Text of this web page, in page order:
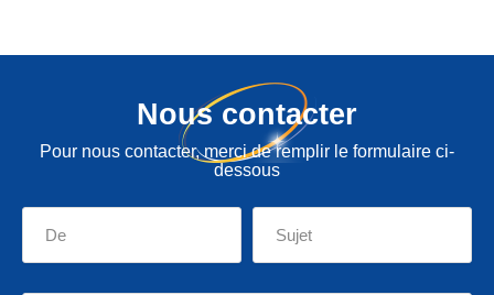
Nous contacter
Pour nous contacter, merci de remplir le formulaire ci-
dessous